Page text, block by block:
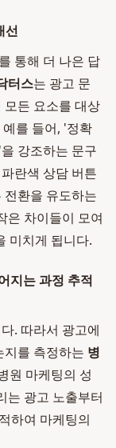
선
통해 더 나은 답
터스는 광고 문
모든 요소를 대상
를 들어, '정확
강조하는 문구
란색 상담 버튼
전환을 유도하는
은 차이들이 모여
미치게 됩니다.
지는 과정 추적
. 따라서 광고에
를 측정하는 병
마케팅의 성
는 광고 노출부터
하여 마케팅의